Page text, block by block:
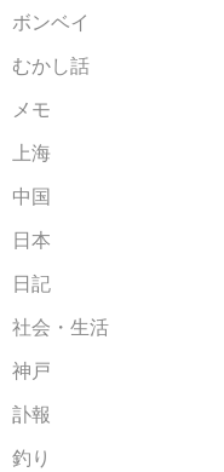
ボンベイ
むかし話
メモ
上海
中国
日本
日記
社会・生活
神戸
訃報
釣り